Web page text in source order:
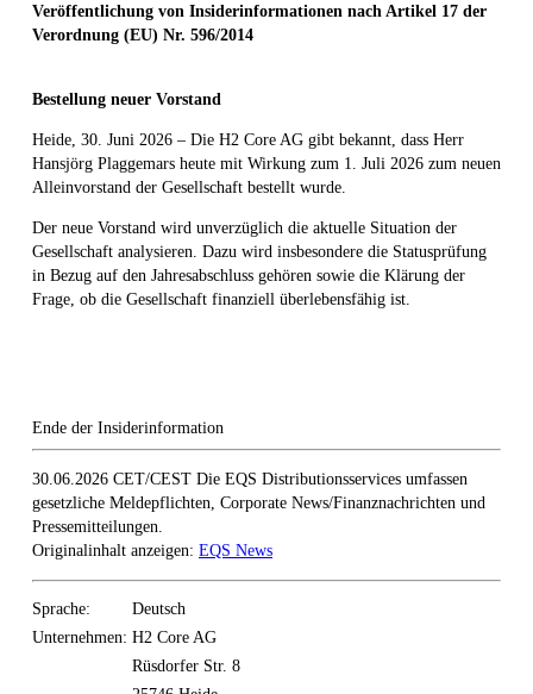
Veröffentlichung von Insiderinformationen nach Artikel 17 der
Verordnung (EU) Nr. 596/2014
Bestellung neuer Vorstand
Heide, 30. Juni 2026 – Die H2 Core AG gibt bekannt, dass Herr
Hansjörg Plaggemars heute mit Wirkung zum 1. Juli 2026 zum neuen
Alleinvorstand der Gesellschaft bestellt wurde.
Der neue Vorstand wird unverzüglich die aktuelle Situation der
Gesellschaft analysieren. Dazu wird insbesondere die Statusprüfung
in Bezug auf den Jahresabschluss gehören sowie die Klärung der
Frage, ob die Gesellschaft finanziell überlebensfähig ist.
Ende der Insiderinformation
30.06.2026 CET/CEST Die EQS Distributionsservices umfassen
gesetzliche Meldepflichten, Corporate News/Finanznachrichten und
Pressemitteilungen.
Originalinhalt anzeigen: EQS News
Sprache:
Deutsch
Unternehmen: H2 Core AG
Rüsdorfer Str. 8